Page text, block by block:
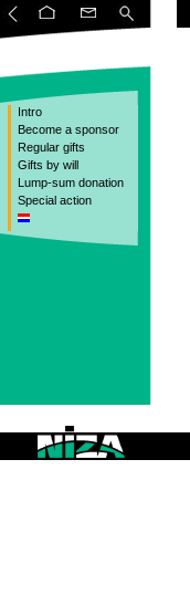
Intro
Become a sponsor
Regular gifts
Gifts by will
Lump-sum donation
Special action